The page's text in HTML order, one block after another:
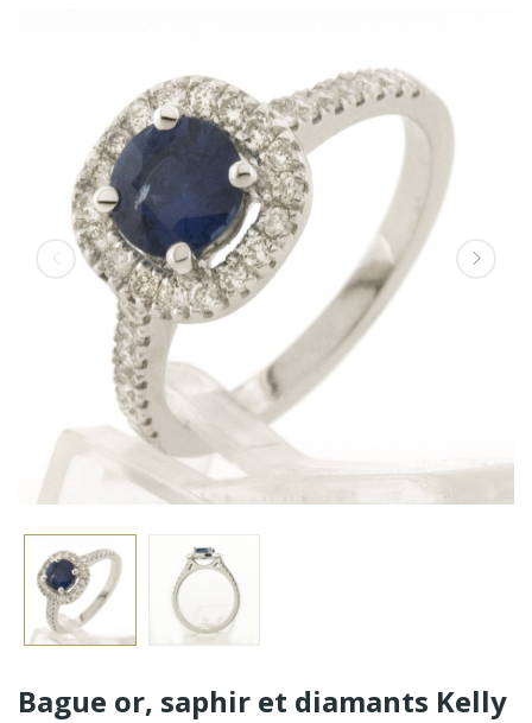
Bague or, saphir et diamants Kelly